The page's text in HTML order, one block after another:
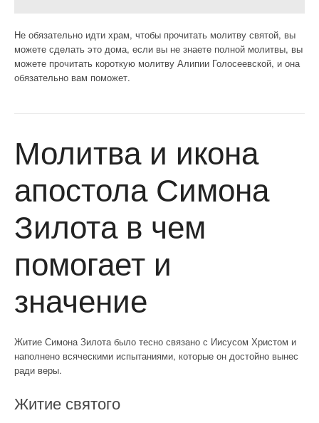
Не обязательно идти храм, чтобы прочитать молитву святой, вы
можете сделать это дома, если вы не знаете полной молитвы, вы
можете прочитать короткую молитву Алипии Голосеевской, и она
обязательно вам поможет.
Молитва и икона
апостола Симона
Зилота в чем
помогает и
значение
Житие Симона Зилота было тесно связано с Иисусом Христом и
наполнено всяческими испытаниями, которые он достойно вынес
ради веры.
Житие святого